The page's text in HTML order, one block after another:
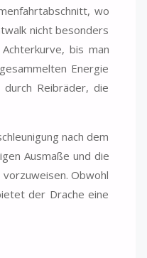
wo
nicht besonders
bis man
Energie
Reibräder, die
nach dem
Ausmaße und die
Obwohl
der Drache eine